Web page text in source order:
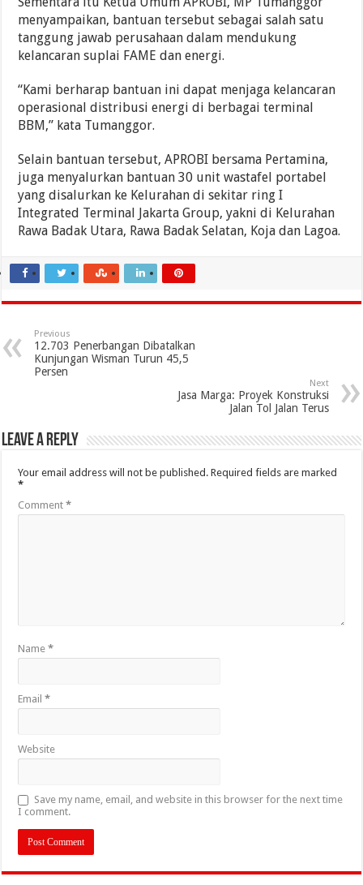
menyampaikan, bantuan tersebut sebagai salah satu
tanggung jawab perusahaan dalam mendukung
kelancaran suplai FAME dan energi.
“Kami berharap bantuan ini dapat menjaga kelancaran
operasional distribusi energi di berbagai terminal
BBM,” kata Tumanggor.
Selain bantuan tersebut, APROBI bersama Pertamina,
juga menyalurkan bantuan 30 unit wastafel portabel
yang disalurkan ke Kelurahan di sekitar ring I
Integrated Terminal Jakarta Group, yakni di Kelurahan
Rawa Badak Utara, Rawa Badak Selatan, Koja dan Lagoa.
Previous
12.703 Penerbangan Dibatalkan
Kunjungan Wisman Turun 45,5
Persen
Next
Jasa Marga: Proyek Konstruksi
Jalan Tol Jalan Terus
Leave a Reply
Your email address will not be published. Required fields are marked
*
Comment*
Name*
Email*
Website
Save my name, email, and website in this browser for the next time
I comment.